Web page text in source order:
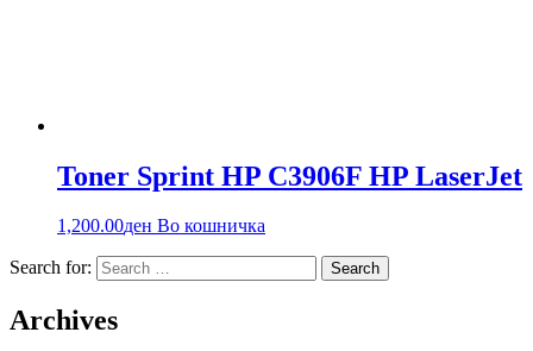
Toner Sprint HP C3906F HP LaserJet
1,200.00ден Во кошничка
Search for:
Archives